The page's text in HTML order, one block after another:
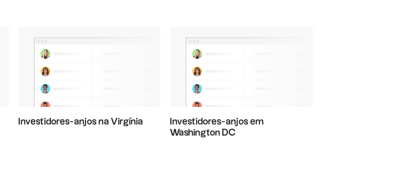
Investidores-anjos na Virgínia
Investidores-anjos em
Washington DC